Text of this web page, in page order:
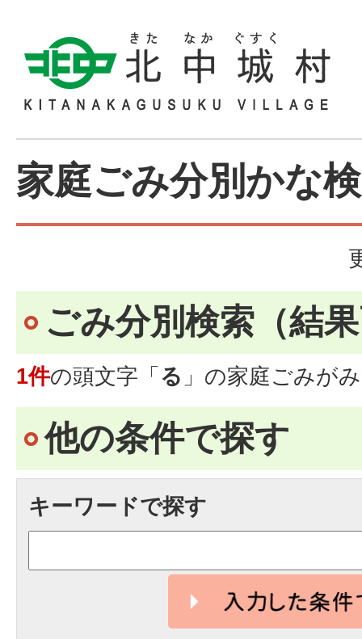
家庭ごみ分別かな
ごみ分別検索 （結
1件の頭文字「 る 」の家庭ごみが
他の条件で探す
キーワードで探す